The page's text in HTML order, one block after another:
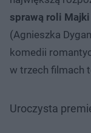
sprawą roli
(Agnieszka
komedii
w trzech filmach
Uroczysta